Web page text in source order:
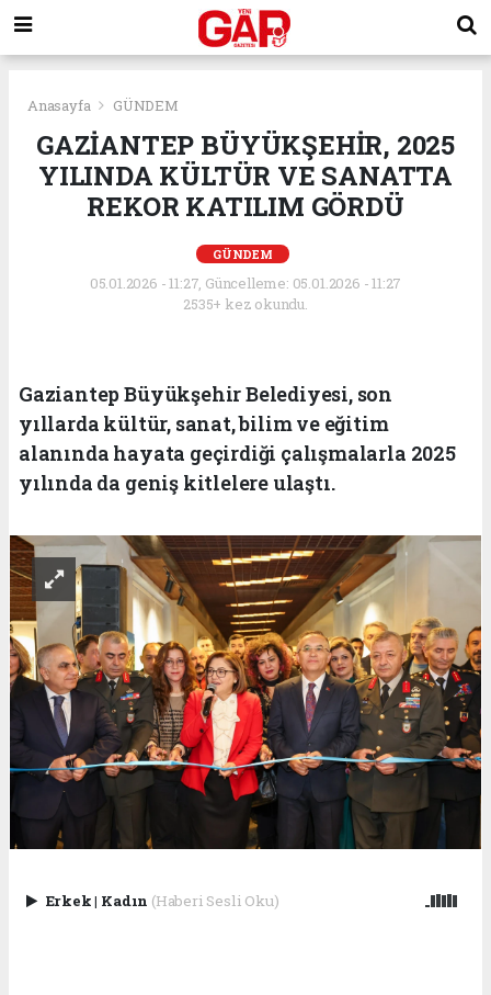
Anasayfa GÜNDEM
GAZİANTEP BÜYÜKŞEHİR, 2025
YILINDA KÜLTÜR VE SANATTA
REKOR KATILIM GÖRDÜ
GÜNDEM
05.01.2026 - 11:27, Güncelleme: 05.01.2026 - 11:27
2535+ kez okundu.
Gaziantep Büyükşehir Belediyesi, son
yıllarda kültür, sanat, bilim ve eğitim
alanında hayata geçirdiği çalışmalarla 2025
yılında da geniş kitlelere ulaştı.
Erkek| Kadın (Haberi Sesli Oku)